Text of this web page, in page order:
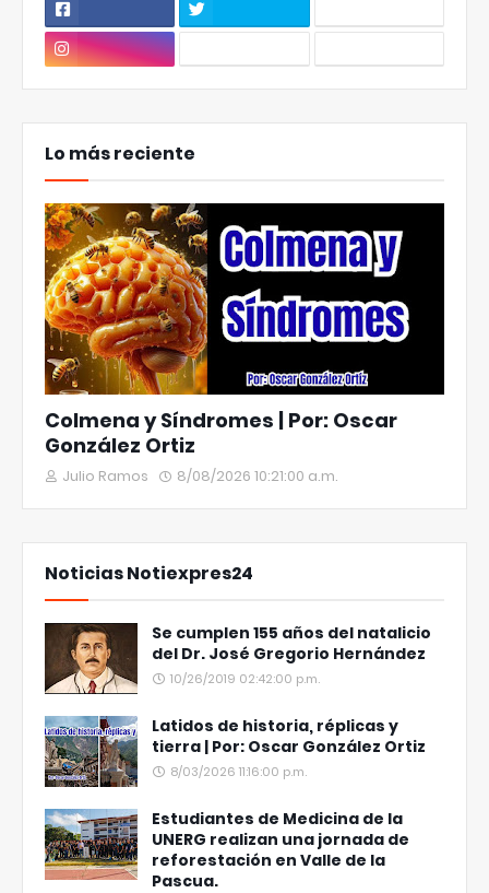
Lo más reciente
Colmena y Síndromes | Por: Oscar
González Ortiz
Julio Ramos 8/08/2026 10:21:00 a.m.
Noticias Notiexpres24
Se cumplen 155 años del natalicio
del Dr. José Gregorio Hernández
10/26/2019 02:42:00 p.m.
Latidos de historia, réplicas y
tierra | Por: Oscar González Ortiz
8/03/2026 11:16:00 p.m.
Estudiantes de Medicina de la
UNERG realizan una jornada de
reforestación en Valle de la
Pascua.